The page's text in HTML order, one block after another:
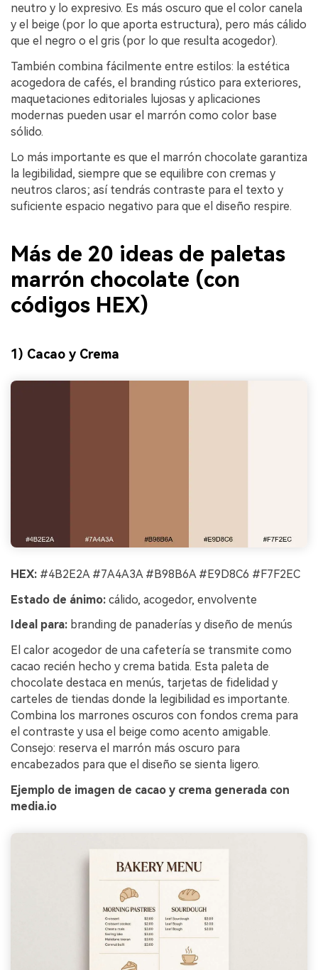
neutro y lo expresivo. Es más oscuro que el color canela
y el beige (por lo que aporta estructura), pero más cálido
que el negro o el gris (por lo que resulta acogedor).
También combina fácilmente entre estilos: la estética
acogedora de cafés, el branding rústico para exteriores,
maquetaciones editoriales lujosas y aplicaciones
modernas pueden usar el marrón como color base
sólido.
Lo más importante es que el marrón chocolate garantiza
la legibilidad, siempre que se equilibre con cremas y
neutros claros; así tendrás contraste para el texto y
suficiente espacio negativo para que el diseño respire.
Más de 20 ideas de paletas
marrón chocolate (con
códigos HEX)
1) Cacao y Crema
HEX: #4B2E2A #7A4A3A #B98B6A #E9D8C6 #F7F2EC
Estado de ánimo: cálido, acogedor, envolvente
Ideal para: branding de panaderías y diseño de menús
El calor acogedor de una cafetería se transmite como
cacao recién hecho y crema batida. Esta paleta de
chocolate destaca en menús, tarjetas de fidelidad y
carteles de tiendas donde la legibilidad es importante.
Combina los marrones oscuros con fondos crema para
el contraste y usa el beige como acento amigable.
Consejo: reserva el marrón más oscuro para
encabezados para que el diseño se sienta ligero.
Ejemplo de imagen de cacao y crema generada con
media.io